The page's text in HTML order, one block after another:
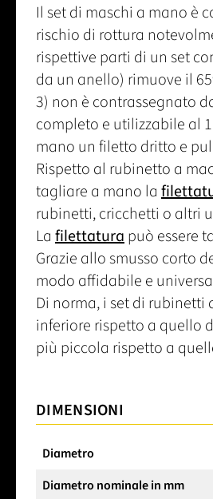
Il set di maschi a mano è
rischio di rottura
rispettive parti di un set
da un anello) rimuove il
3) non è contrassegnato
completo e utilizzabile al
mano un filetto dritto e
Rispetto al rubinetto a
tagliare a mano la
rubinetti, cricchetti o altri
La filettaturapuò essere
Grazie allo smusso corto
modo affidabile e
Di norma, i set di
inferiore rispetto a quello
più piccola rispetto a
DIMENSIONI
Diametro
Diametro nominale in mm